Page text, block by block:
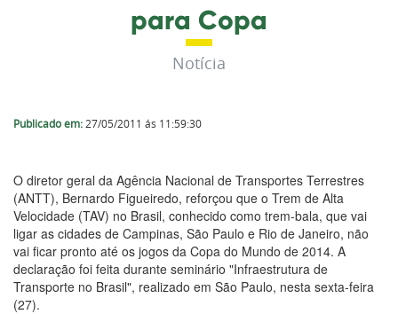
para Copa
Notícia
Publicado em: 27/05/2011 ás 11:59:30
O diretor geral da Agência Nacional de Transportes Terrestres
(ANTT), Bernardo Figueiredo, reforçou que o Trem de Alta
Velocidade (TAV) no Brasil, conhecido como trem-bala, que vai
ligar as cidades de Campinas, São Paulo e Rio de Janeiro, não
vai ficar pronto até os jogos da Copa do Mundo de 2014. A
declaração foi feita durante seminário "Infraestrutura de
Transporte no Brasil", realizado em São Paulo, nesta sexta-feira
(27).